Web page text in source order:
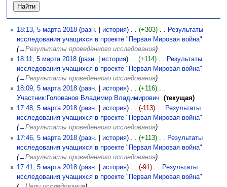
18:13, 5 марта 2018 (разн. история) (+303)
Результаты
исследования учащихся в проекте "Первая Мировая война"
(→Результаты проведённого исследования)
18:11, 5 марта 2018 (разн. история) (+114)
Результаты
исследования учащихся в проекте "Первая Мировая война"
(→Результаты проведённого исследования)
18:09, 5 марта 2018 (разн. история) (+116)
Участник:Голованов Владимир Владимирович
(текущая)
17:48, 5 марта 2018 (разн. история) (-113)
Результаты
исследования учащихся в проекте "Первая Мировая война"
(→Результаты проведённого исследования)
17:46, 5 марта 2018 (разн. история) (+113)
Результаты
исследования учащихся в проекте "Первая Мировая война"
(→Результаты проведённого исследования)
17:41, 5 марта 2018 (разн. история) (-91)
Результаты
исследования учащихся в проекте "Первая Мировая война"